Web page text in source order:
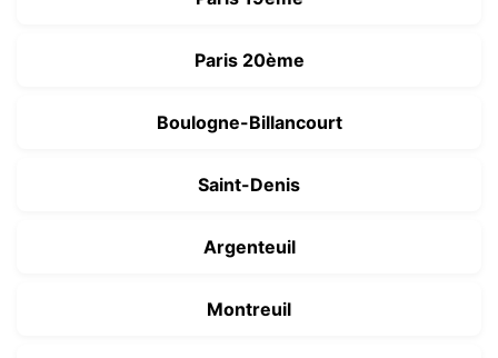
Paris 20ème
Boulogne-Billancourt
Saint-Denis
Argenteuil
Montreuil